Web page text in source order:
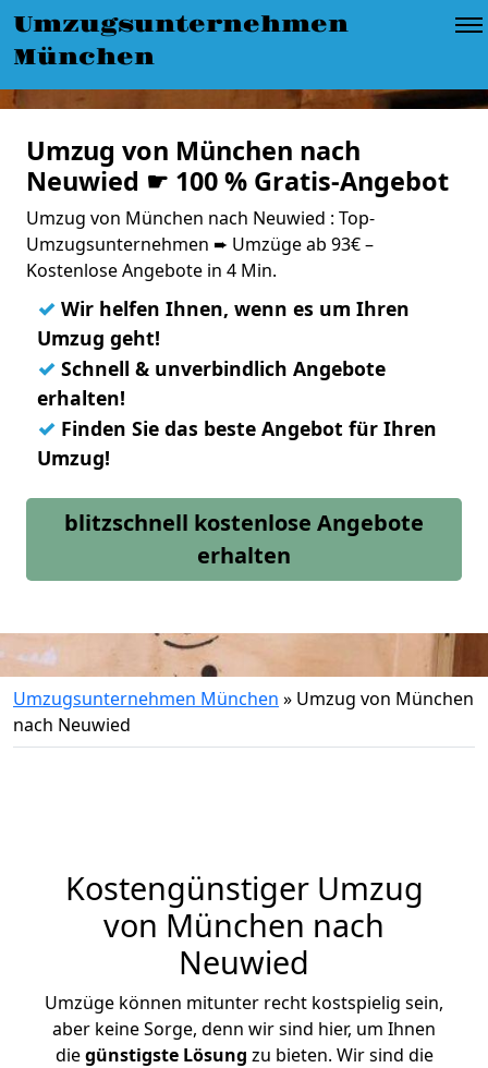
Umzugsunternehmen
München
Umzug von München nach
Neuwied ☛ 100 % Gratis-Angebot
Umzug von München nach Neuwied : Top-
Umzugsunternehmen ➨ Umzüge ab 93€ –
Kostenlose Angebote in 4 Min.
✓ Wir helfen Ihnen, wenn es um Ihren
Umzug geht!
✓ Schnell & unverbindlich Angebote
erhalten!
✓ Finden Sie das beste Angebot für Ihren
Umzug!
blitzschnell kostenlose Angebote
erhalten
Umzugsunternehmen München » Umzug von München
nach Neuwied
Kostengünstiger Umzug
von München nach
Neuwied
Umzüge können mitunter recht kostspielig sein,
aber keine Sorge, denn wir sind hier, um Ihnen
diegünstigste Lösung zu bieten. Wir sind die